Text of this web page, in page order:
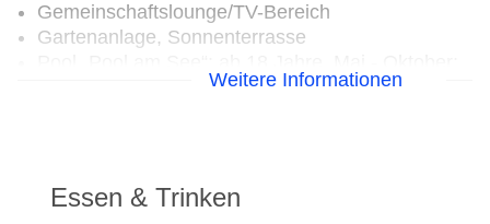
Gemeinschaftslounge/TV-Bereich
Gartenanlage, Sonnenterrasse
saisonabhängig, ohne Gebühr, Outdoor,
Internet: WLAN/WiFi, im gesamten Hotel
(Anlage): ohne Gebühr
Weitere Informationen
Essen & Trinken